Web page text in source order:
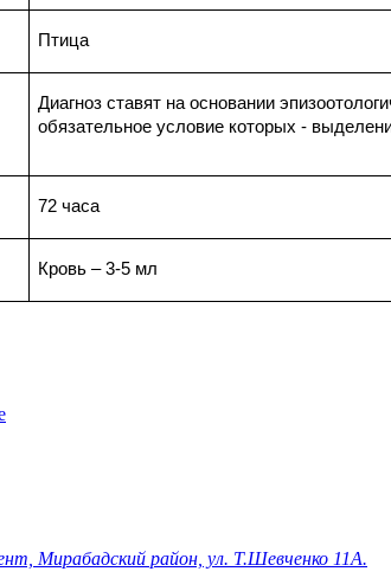
Птица
Диагноз ставят на основании
обязательное условие которых -
72 часа
Кровь – 3-5 мл
Мирабадский район, ул. Т.Шевченко 11А.